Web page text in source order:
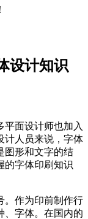
设计知识
面设计师也加入
计人员来说，字体
图形和文字的结
的字体印刷知识
作为印前制作行
、字体。在国内的